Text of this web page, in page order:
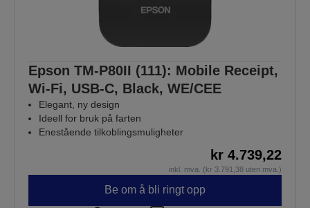
Epson TM-P80II (111): Mobile Receipt,
Wi-Fi, USB-C, Black, WE/CEE
Elegant, ny design
Ideell for bruk på farten
Enestående tilkoblingsmuligheter
kr 4.739,22
inkl. mva. (kr 3.791,38 uten mva.)
Be om å bli ringt opp